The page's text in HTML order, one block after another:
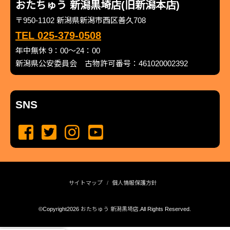
おたちゅう 新潟黒埼店(旧新潟本店)
〒950-1102 新潟県新潟市西区善久708
TEL 025-379-0508
年中無休 9：00～24：00
新潟県公安委員会 古物許可番号：461020002392
SNS
サイトマップ 個人情報保護方針
©Copyright2026 おたちゅう 新潟黒埼店 .All Rights Reserved.